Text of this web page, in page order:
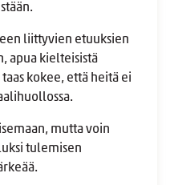
liittyvien etuuksien
apua kielteisistä
kokee, että heitä ei
mutta voin
tulemisen